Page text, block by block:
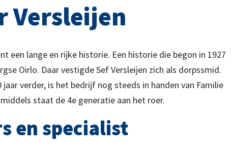
Versleijen
een lange en rijke historie. Een historie die begon in 1927
Oirlo. Daar vestigde Sef Versleijen zich als dorpssmid.
jaar verder, is het bedrijf nog steeds in handen van Familie
staat de 4e generatie aan het roer.
en specialist
Heeft u vragen?
Neem contact op met Sven
Versleijen
0478 571 941